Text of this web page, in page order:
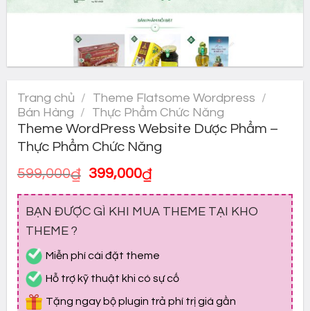
Trang chủ / Theme Flatsome Wordpress /
Bán Hàng / Thực Phẩm Chức Năng
Theme WordPress Website Dược Phẩm –
Thực Phẩm Chức Năng
599,000₫ Giá
là:
599,000₫.
399,000₫Giá
là:
BẠN ĐƯỢC GÌ KHI MUA THEME TẠI KHO
THEME ?
Miễn phí cài đặt theme
Hỗ trợ kỹ thuật khi có sự cố
Tặng ngay bộ plugin trả phí trị giá gần